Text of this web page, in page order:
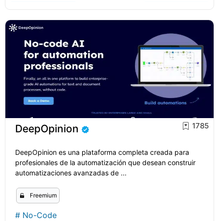
DeepOpinion 1785
DeepOpinion es una plataforma completa creada para
profesionales de la automatización que desean construir
automatizaciones avanzadas de ...
Freemium
# No-Code